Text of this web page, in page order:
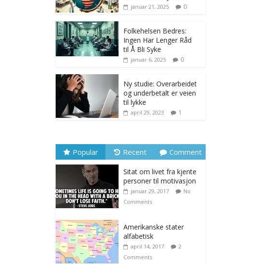
januar 21, 2025 0
Folkehelsen Bedres:
Ingen Har Lenger Råd
til Å Bli Syke
januar 6, 2025 0
Ny studie: Overarbeidet
og underbetalt er veien
til lykke
april 29, 2023 1
Popular Recent Comment
Sitat om livet fra kjente
personer til motivasjon
januar 29, 2017
No
Comments
Amerikanske stater
alfabetisk
april 14, 2017
2
Comments